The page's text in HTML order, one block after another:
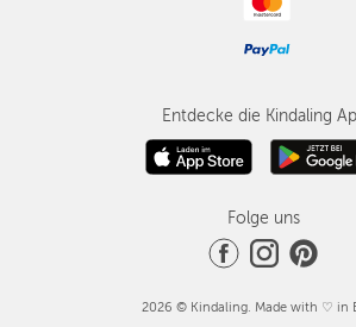
Entdecke die Kindaling
Folge uns
2026 © Kindaling. Made with ♡ in